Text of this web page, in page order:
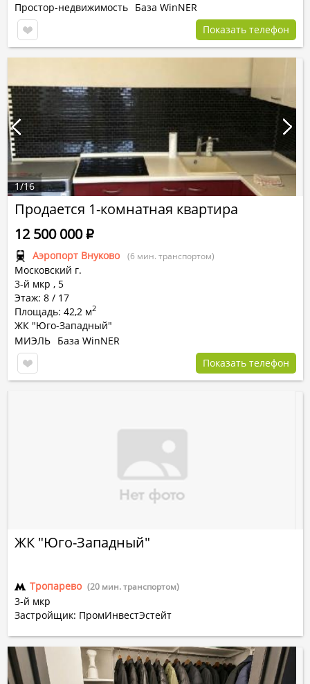
Простор-недвижимость База WinNER
Показать телефон
Продается 1-комнатная квартира
Аэропорт Внуково (6 мин. транспортом)
Московский г.
3-й мкр , 5
Этаж: 8 / 17
Площадь: 42,2 м2
ЖК "Юго-Западный"
12 500 000Р
МИЭЛЬ База WinNER
Показать телефон
1/16
ЖК "Юго-Западный"
Тропарево (20 мин. транспортом)
3-й мкр
Застройщик: ПромИнвестЭстейт